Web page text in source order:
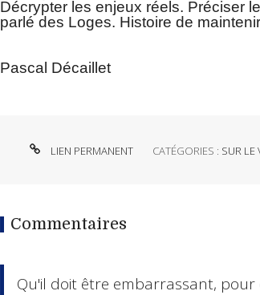
Décrypter les enjeux réels. Préciser
parlé des Loges. Histoire de
Pascal Décaillet
LIEN PERMANENT CATÉGORIES : SUR LE
Commentaires
Qu'il doit être embarrassant, pour